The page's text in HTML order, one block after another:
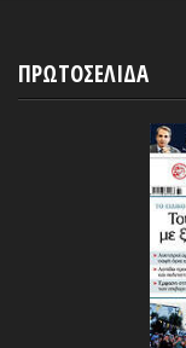
ΠΡΩΤΟΣΕΛΙΔΑ